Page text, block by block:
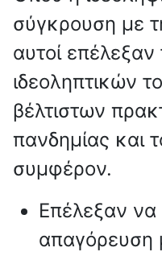
σύγκρουση με
αυτοί
ιδεοληπτικών
βέλτιστων
πανδημίας και
συμφέρον.
Επέλεξαν να
απαγόρευση